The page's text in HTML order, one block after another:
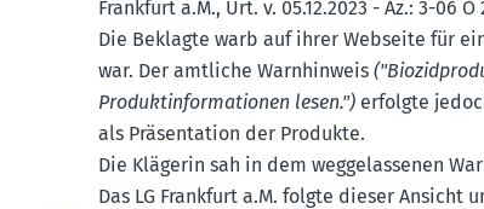
Frankfurt a.M., Urt. v. 05.12.2023 - Az.: 3-06 O
Die Beklagte warb auf ihrer Webseite für
war. Der amtliche Warnhinweis
Produkt­in­for­ma­tionen lesen.") erfolgte
als Präsen­tation der Produkte.
Die Klägerin sah in dem wegge­las­senen
Das LG Frankfurt a.M. folgte dieser